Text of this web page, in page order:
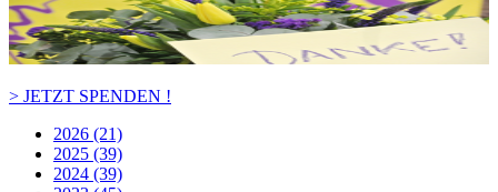
> JETZT SPENDEN !
2026 (21)
2025 (39)
2024 (39)